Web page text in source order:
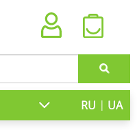
RU | UA